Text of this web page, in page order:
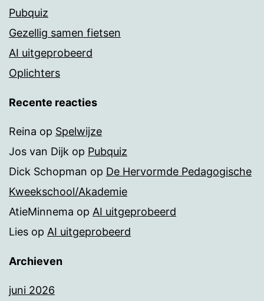
Pubquiz
Gezellig samen fietsen
AI uitgeprobeerd
Oplichters
Recente reacties
Reina op Spelwijze
Jos van Dijk op Pubquiz
Dick Schopman op De Hervormde Pedagogische
Kweekschool/Akademie
AtieMinnema op AI uitgeprobeerd
Lies op AI uitgeprobeerd
Archieven
juni 2026